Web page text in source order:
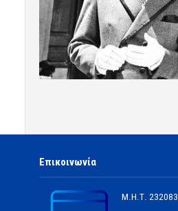
Επικοινωνία
Μ.Η.Τ. 232083